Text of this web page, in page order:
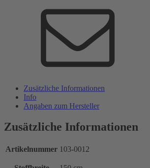
Zusätzliche Informationen
Info
Angaben zum Hersteller
Zusätzliche Informationen
Artikelnummer 103-0012